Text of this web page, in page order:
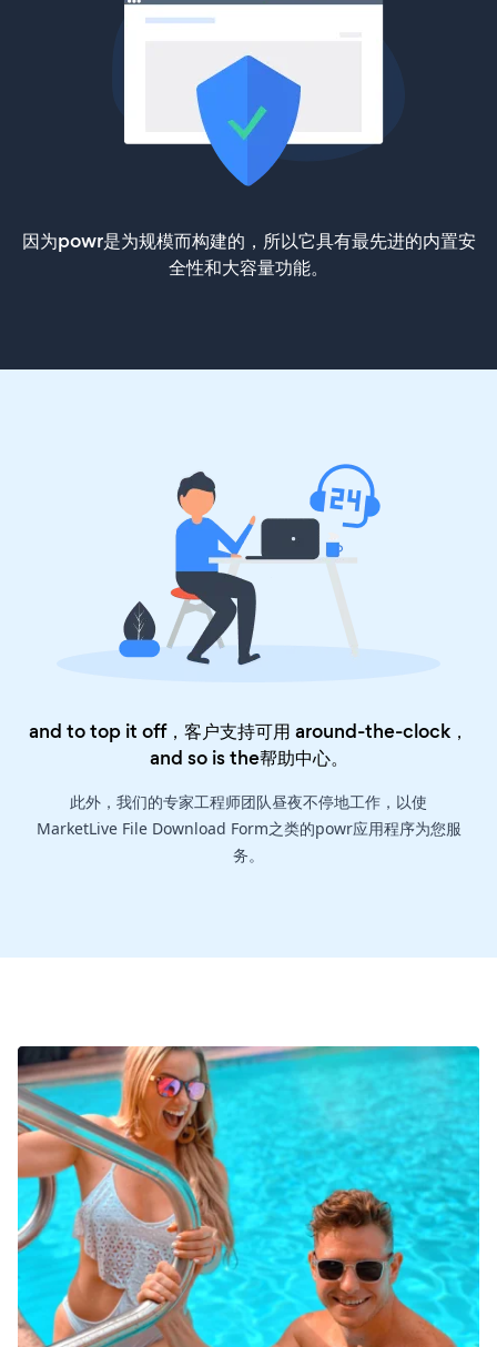
因为powr是为规模而构建的，所以它具有最先进的内置安
全性和大容量功能。
and to top it off，客户支持可用 around-the-clock，
and so is the帮助中心。
此外，我们的专家工程师团队昼夜不停地工作，以使
MarketLive File Download Form之类的powr应用程序为您服
务。